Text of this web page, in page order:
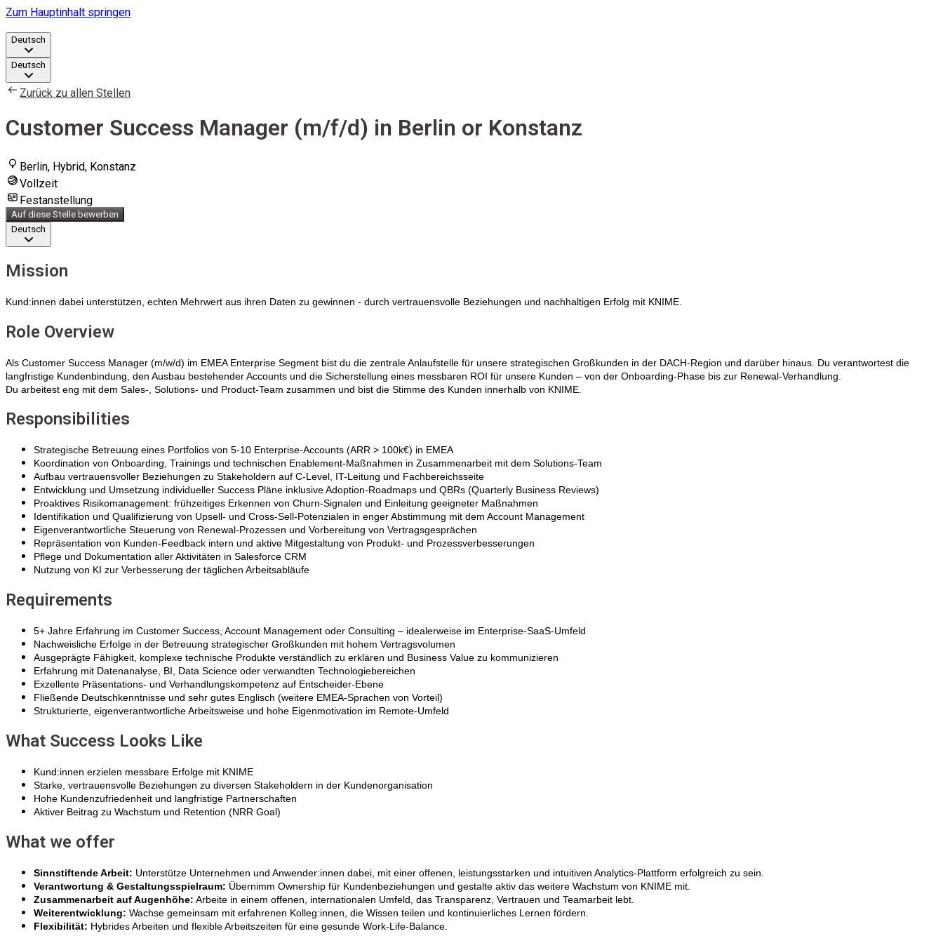
Zum Hauptinhalt springen
Deutsch
Deutsch
Zurück zu allen Stellen
Customer Success Manager (m/f/d) in Berlin or Konstanz
Berlin, Hybrid, Konstanz
Vollzeit
Festanstellung
Auf diese Stelle bewerben
Deutsch
Mission
Kund:innen dabei unterstützen, echten Mehrwert aus ihren Daten zu gewinnen - durch vertrauensvolle Beziehungen und nachhaltigen Erfolg mit KNIME.
Role Overview
Als Customer Success Manager (m/w/d) im EMEA Enterprise Segment bist du die zentrale Anlaufstelle für unsere strategischen Großkunden in der DACH-Region und darüber hinaus. Du verantwortest die
langfristige Kundenbindung, den Ausbau bestehender Accounts und die Sicherstellung eines messbaren ROI für unsere Kunden – von der Onboarding-Phase bis zur Renewal-Verhandlung.
Du arbeitest eng mit dem Sales-, Solutions- und Product-Team zusammen und bist die Stimme des Kunden innerhalb von KNIME.
Responsibilities
Strategische Betreuung eines Portfolios von 5-10 Enterprise-Accounts (ARR > 100k€) in EMEA
Koordination von Onboarding, Trainings und technischen Enablement-Maßnahmen in Zusammenarbeit mit dem Solutions-Team
Aufbau vertrauensvoller Beziehungen zu Stakeholdern auf C-Level, IT-Leitung und Fachbereichsseite
Entwicklung und Umsetzung individueller Success Pläne inklusive Adoption-Roadmaps und QBRs (Quarterly Business Reviews)
Proaktives Risikomanagement: frühzeitiges Erkennen von Churn-Signalen und Einleitung geeigneter Maßnahmen
Identifikation und Qualifizierung von Upsell- und Cross-Sell-Potenzialen in enger Abstimmung mit dem Account Management
Eigenverantwortliche Steuerung von Renewal-Prozessen und Vorbereitung von Vertragsgesprächen
Repräsentation von Kunden-Feedback intern und aktive Mitgestaltung von Produkt- und Prozessverbesserungen
Pflege und Dokumentation aller Aktivitäten in Salesforce CRM
Nutzung von KI zur Verbesserung der täglichen Arbeitsabläufe
Requirements
5+ Jahre Erfahrung im Customer Success, Account Management oder Consulting – idealerweise im Enterprise-SaaS-Umfeld
Nachweisliche Erfolge in der Betreuung strategischer Großkunden mit hohem Vertragsvolumen
Ausgeprägte Fähigkeit, komplexe technische Produkte verständlich zu erklären und Business Value zu kommunizieren
Erfahrung mit Datenanalyse, BI, Data Science oder verwandten Technologiebereichen
Exzellente Präsentations- und Verhandlungskompetenz auf Entscheider-Ebene
Fließende Deutschkenntnisse und sehr gutes Englisch (weitere EMEA-Sprachen von Vorteil)
Strukturierte, eigenverantwortliche Arbeitsweise und hohe Eigenmotivation im Remote-Umfeld
What Success Looks Like
Kund:innen erzielen messbare Erfolge mit KNIME
Starke, vertrauensvolle Beziehungen zu diversen Stakeholdern in der Kundenorganisation
Hohe Kundenzufriedenheit und langfristige Partnerschaften
Aktiver Beitrag zu Wachstum und Retention (NRR Goal)
What we offer
Sinnstiftende Arbeit: Unterstütze Unternehmen und Anwender:innen dabei, mit einer offenen, leistungsstarken und intuitiven Analytics-Plattform erfolgreich zu sein.
Verantwortung & Gestaltungsspielraum: Übernimm Ownership für Kundenbeziehungen und gestalte aktiv das weitere Wachstum von KNIME mit.
Zusammenarbeit auf Augenhöhe: Arbeite in einem offenen, internationalen Umfeld, das Transparenz, Vertrauen und Teamarbeit lebt.
Weiterentwicklung: Wachse gemeinsam mit erfahrenen Kolleg:innen, die Wissen teilen und kontinuierliches Lernen fördern.
Flexibilität: Hybrides Arbeiten und flexible Arbeitszeiten für eine gesunde Work-Life-Balance.